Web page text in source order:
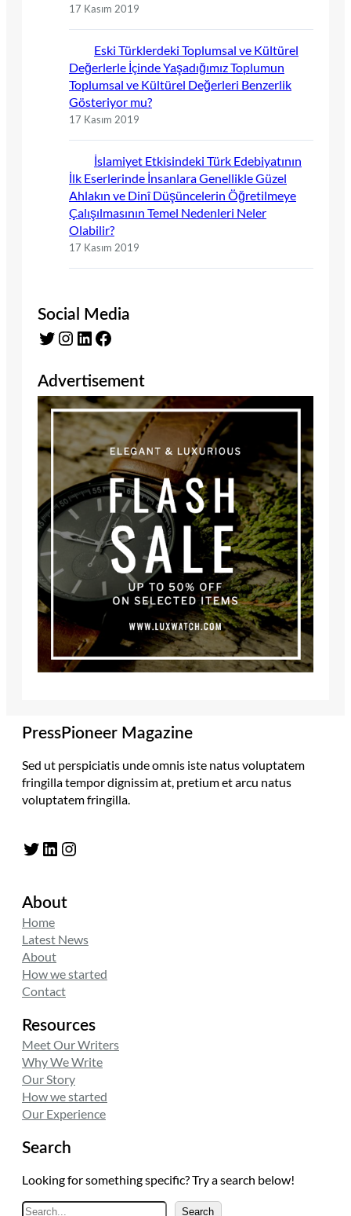
17 Kasım 2019
Eski Türklerdeki Toplumsal ve Kültürel
Değerlerle İçinde Yaşadığımız Toplumun
Toplumsal ve Kültürel Değerleri Benzerlik
Gösteriyor mu?
17 Kasım 2019
İslamiyet Etkisindeki Türk Edebiyatının
İlk Eserlerinde İnsanlara Genellikle Güzel
Ahlakın ve Dinî Düşüncelerin Öğretilmeye
Çalışılmasının Temel Nedenleri Neler
Olabilir?
17 Kasım 2019
Social Media
Twitter Instagram LinkedIn Facebook
Advertisement
PressPioneer Magazine
Sed ut perspiciatis unde omnis iste natus voluptatem
fringilla tempor dignissim at, pretium et arcu natus
voluptatem fringilla.
Twitter LinkedIn Instagram
About
Home
Latest News
About
How we started
Contact
Resources
Meet Our Writers
Why We Write
Our Story
How we started
Our Experience
Search
Looking for something specific? Try a search below!
ASearch